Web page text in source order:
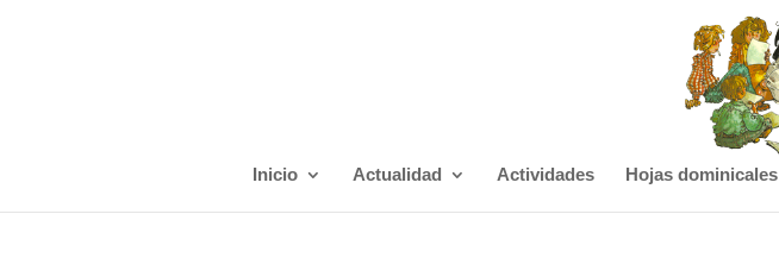
Inicio Actualidad Actividades Hojas dominicales